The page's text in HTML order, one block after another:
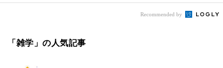
Recommended by
「雑学」の人気記事